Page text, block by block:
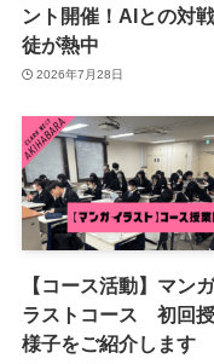
ント開催！AIとの対
徒が熱中
2026年7月28日
【コース活動】マン
ラストコース 初回
様子をご紹介します